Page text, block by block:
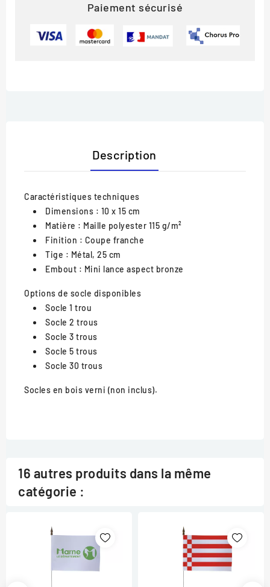
Paiement sécurisé
Description
Caractéristiques techniques
Dimensions : 10 x 15 cm
Matière : Maille polyester 115 g/m²
Finition : Coupe franche
Tige : Métal, 25 cm
Embout : Mini lance aspect bronze
Options de socle disponibles
Socle 1 trou
Socle 2 trous
Socle 3 trous
Socle 5 trous
Socle 30 trous
Socles en bois verni (non inclus).
16 autres produits dans la même
catégorie :